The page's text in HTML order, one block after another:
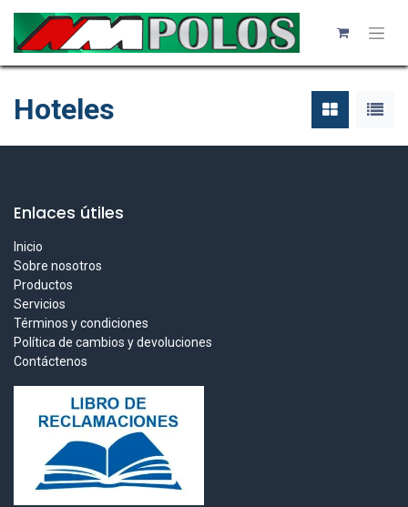
Hoteles
Enlaces útiles
Inicio
Sobre nosotros
Productos
Servicios
Términos y condiciones
Política de cambios y devoluciones
Contáctenos